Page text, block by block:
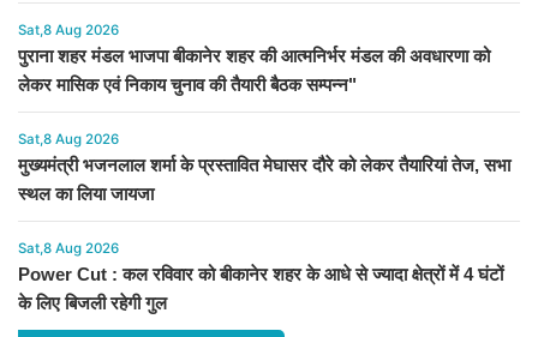
Sat,8 Aug 2026
पुराना शहर मंडल भाजपा बीकानेर शहर की आत्मनिर्भर मंडल की अवधारणा को
लेकर मासिक एवं निकाय चुनाव की तैयारी बैठक सम्पन्न"
Sat,8 Aug 2026
मुख्यमंत्री भजनलाल शर्मा के प्रस्तावित मेघासर दौरे को लेकर तैयारियां तेज, सभा
स्थल का लिया जायजा
Sat,8 Aug 2026
Power Cut : कल रविवार को बीकानेर शहर के आधे से ज्यादा क्षेत्रों में 4 घंटों
के लिए बिजली रहेगी गुल